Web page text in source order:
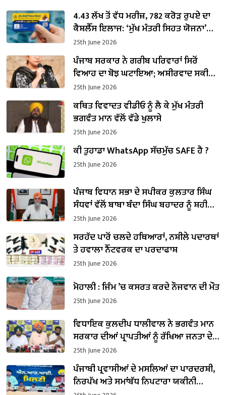
4.43 ਲੱਖ ਤੋਂ ਵੱਧ ਮਰੀਜ਼, 782 ਕਰੋੜ ਰੁਪਏ ਦਾ
ਕੈਸ਼ਲੈੱਸ ਇਲਾਜ: ‘ਮੁੱਖ ਮੰਤਰੀ ਸਿਹਤ ਯੋਜਨਾ’
ਨਾਲ ਬਦਲ ਰਹੀ ਹੈ ਸਿਹਤ ਢਾਂਚੇ ਦੀ ਤਸਵੀਰ
25th June 2026
ਪੰਜਾਬ ਸਰਕਾਰ ਨੇ ਗਰੀਬ ਪਰਿਵਾਰਾਂ ਸਿਰੋਂ
ਵਿਆਹ ਦਾ ਬੋਝ ਘਟਾਇਆ; ਅਸ਼ੀਰਵਾਦ ਸਕੀਮ
ਤਹਿਤ ₹16.74 ਕਰੋੜ ਜਾਰੀ: ਡਾ. ਬਲਜੀਤ ਕੌਰ
25th June 2026
ਕਥਿਤ ਵਿਵਾਦਤ ਵੀਡੀਓ ਨੂੰ ਲੈ ਕੇ ਮੁੱਖ ਮੰਤਰੀ
ਭਗਵੰਤ ਮਾਨ ਵੱਲੋਂ ਵੱਡੇ ਖੁਲਾਸੇ
25th June 2026
ਕੀ ਤੁਹਾਡਾ WhatsApp ਸੱਚਮੁੱਚ SAFE ਹੈ ?
25th June 2026
ਪੰਜਾਬ ਵਿਧਾਨ ਸਭਾ ਦੇ ਸਪੀਕਰ ਕੁਲਤਾਰ ਸਿੰਘ
ਸੰਧਵਾਂ ਵੱਲੋਂ ਬਾਬਾ ਬੰਦਾ ਸਿੰਘ ਬਹਾਦਰ ਨੂੰ ਸ਼ਹੀਦੀ
ਦਿਹਾੜੇ ’ਤੇ ਸ਼ਰਧਾਂਜਲੀ ਭੇਟ
25th June 2026
ਸਰਹੱਦ ਪਾਰੋਂ ਚਲਦੇ ਹਥਿਆਰਾਂ, ਨਸ਼ੀਲੇ ਪਦਾਰਥਾਂ
ਤੇ ਹਵਾਲਾ ਨੈੱਟਵਰਕ ਦਾ ਪਰਦਾਫਾਸ਼
25th June 2026
ਮੋਹਾਲੀ : ਜਿੰਮ ’ਚ ਕਸਰਤ ਕਰਦੇ ਨੌਜਵਾਨ ਦੀ ਮੌਤ
25th June 2026
ਵਿਧਾਇਕ ਕੁਲਦੀਪ ਧਾਲੀਵਾਲ ਨੇ ਭਗਵੰਤ ਮਾਨ
ਸਰਕਾਰ ਦੀਆਂ ਪ੍ਰਾਪਤੀਆਂ ਨੂੰ ਰੱਖਿਆ ਜਨਤਾ ਦੇ
ਸਾਹਮਣੇ
25th June 2026
ਪੰਜਾਬੀ ਪ੍ਰਵਾਸੀਆਂ ਦੇ ਮਸਲਿਆਂ ਦਾ ਪਾਰਦਰਸ਼ੀ,
ਨਿਰਪੱਖ ਅਤੇ ਸਮਾਂਬੱਧ ਨਿਪਟਾਰਾ ਯਕੀਨੀ